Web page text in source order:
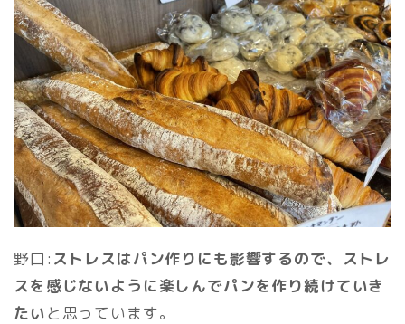
野口: ストレスはパン作りにも影響するので、ストレ
スを感じないように楽しんでパンを作り続けていき
たいと思っています。